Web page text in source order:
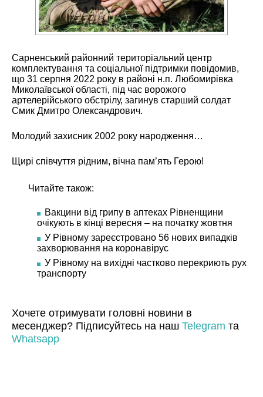
Сарненський районний територіальний центр
комплектування та соціальної підтримки повідомив,
що 31 серпня 2022 року в районі н.п. Любомирівка
Миколаївської області, під час ворожого
артелерійського обстрілу, загинув старший солдат
Смик Дмитро Олександрович.
Молодий захисник 2002 року народження…
Щирі співчуття рідним, вічна пам’ять Герою!
Читайте також:
Вакцини від грипу в аптеках Рівненщини
очікують в кінці вересня – на початку жовтня
У Рівному зареєстровано 56 нових випадків
захворювання на коронавірус
У Рівному на вихідні частково перекриють рух
транспорту
Хочете отримувати головні новини в
месенджер? Підписуйтесь на наш Telegram та
Whatsapp